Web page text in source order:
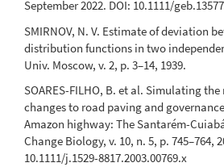
September 2022. DOI: 10.1111/geb.13577
SMIRNOV, N. V. Estimate of deviation
distribution functions in two
Univ. Moscow, v. 2, p. 3–14, 1939.
SOARES-FILHO, B. et al. Simulating
changes to road paving and
Amazon highway: The Santarém-
Change Biology, v. 10, n. 5, p. 745–764,
10.1111/j.1529-8817.2003.00769.x